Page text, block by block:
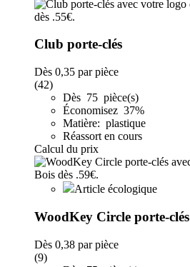
Club porte-clés
Dès 0,35 par pièce
(42)
Dès 75 pièce(s)
Économisez 37%
Matière: plastique
Réassort en cours
Calcul du prix
Article écologique
WoodKey Circle porte-clés
Dès 0,38 par pièce
(9)